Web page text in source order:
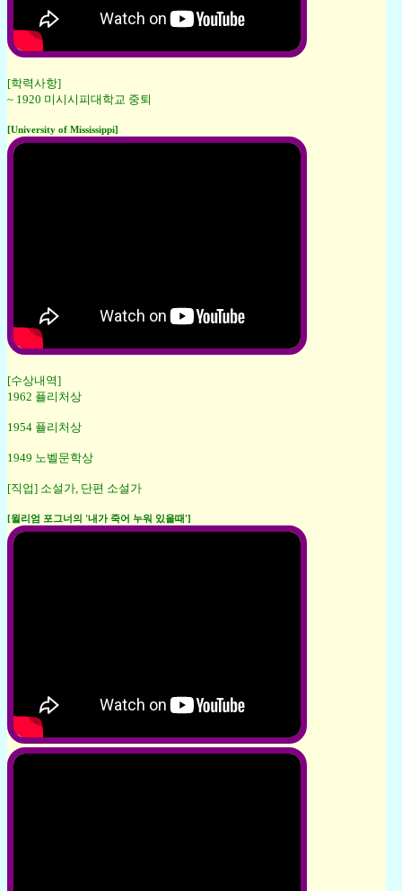
[학력사항]
~ 1920 미시시피대학교 중퇴
[University of Mississippi]
[수상내역]
1962 퓰리처상
1954 퓰리처상
1949 노벨문학상
[직업] 소설가, 단편 소설가
[윌리엄 포그너의 '내가 죽어 누워 있을때']